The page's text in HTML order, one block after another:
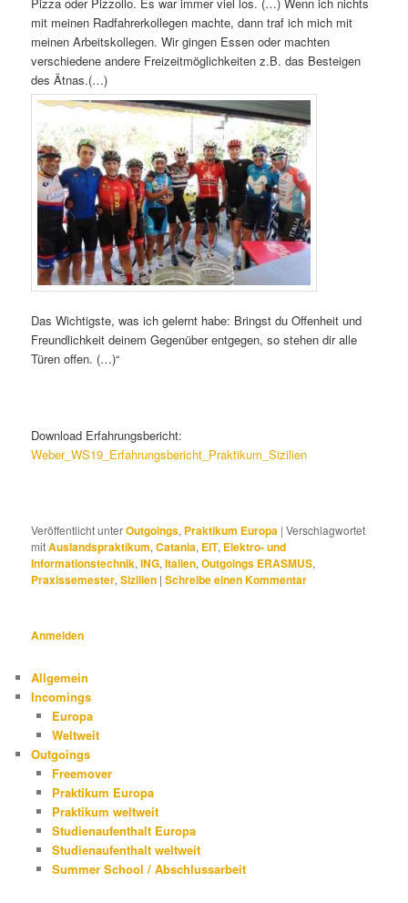
mit meinen Radfahrerkollegen machte, dann traf ich mich mit
meinen Arbeitskollegen. Wir gingen Essen oder machten
verschiedene andere Freizeitmöglichkeiten z.B. das Besteigen
des Ätnas.(…)
Das Wichtigste, was ich gelernt habe: Bringst du Offenheit und
Freundlichkeit deinem Gegenüber entgegen, so stehen dir alle
Türen offen. (…)“
Download Erfahrungsbericht:
Weber_WS19_Erfahrungsbericht_Praktikum_Sizilien
Veröffentlicht unterOutgoings, Praktikum Europa |Verschlagwortet
mitAuslandspraktikum,Catania, EIT, Elektro- und
Informationstechnik,ING,Italien,Outgoings ERASMUS,
Praxissemester,Sizilien |Schreibe einen Kommentar
Anmelden
Allgemein
Incomings
Europa
Weltweit
Outgoings
Freemover
Praktikum Europa
Praktikum weltweit
Studienaufenthalt Europa
Studienaufenthalt weltweit
Summer School / Abschlussarbeit